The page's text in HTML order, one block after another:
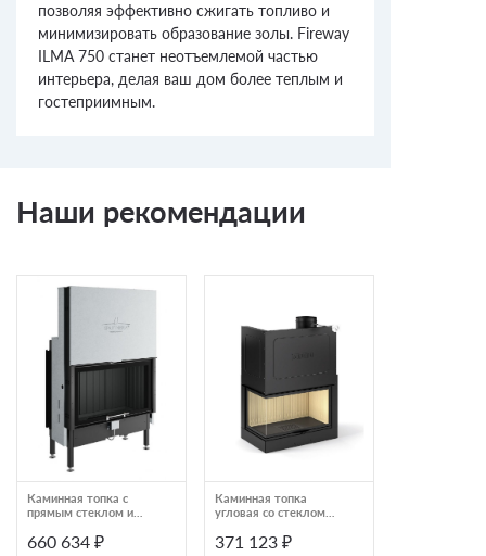
позволяя эффективно сжигать топливо и
минимизировать образование золы. Fireway
ILMA 750 станет неотъемлемой частью
интерьера, делая ваш дом более теплым и
гостеприимным.
Наши рекомендации
Каминная топка с
прямым стеклом и
стекла Spartherm
660 634 ₽
Каминная топка
угловая со стеклом
283 SL DX
371 123 ₽